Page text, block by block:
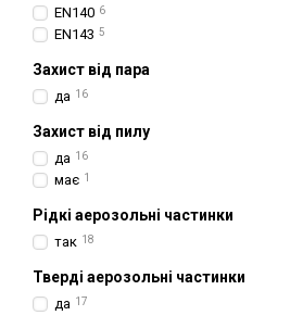
EN140 6
EN143 5
Захист від пара
да 16
Захист від пилу
да 16
має 1
Рідкі аерозольні частинки
так 18
Тверді аерозольні частинки
да 17